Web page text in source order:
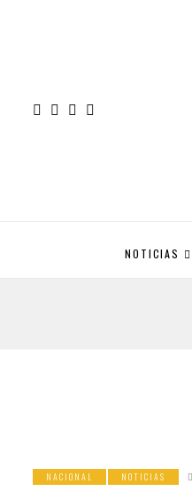
NOTICIAS
NACIONAL NOTICIAS